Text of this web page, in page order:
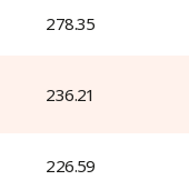
278.35
236.21
226.59